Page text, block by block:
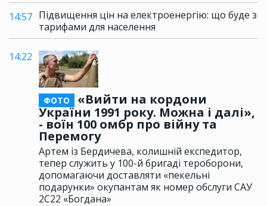
14:57 Підвищення цін на електроенергію: що буде з
тарифами для населення
14:22
ФОТО
«Вийти на кордони
України 1991 року. Можна і далі»,
- воїн 100 омбр про війну та
Перемогу
Артем із Бердичева, колишній експедитор,
тепер служить у 100-й бригаді тероборони,
допомагаючи доставляти «пекельні
подарунки» окупантам як номер обслуги САУ
2С22 «Богдана»